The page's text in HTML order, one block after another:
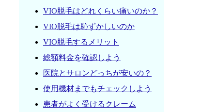
VIO脱毛はどれくらい痛いのか？
VIO脱毛は恥ずかしいのか
VIO脱毛するメリット
総額料金を確認しよう
医院とサロンどっちが安いの？
使用機材までもチェックしよう
患者がよく受けるクレーム